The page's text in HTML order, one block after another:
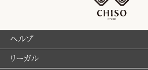
ヘルプ
リーガル